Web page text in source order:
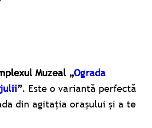
Muzeal „Ograda
”. Este o variantă perfectă
din agitația orașului și a te